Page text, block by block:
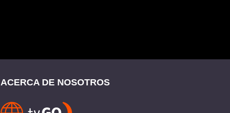
ACERCA DE NOSOTROS